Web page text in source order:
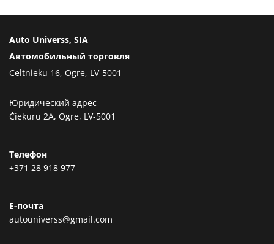
Auto Universs, SIA
Автомобильный торговля
Celtnieku 16, Ogre, LV-5001
Юридический адрес
Čiekuru 2A, Ogre, LV-5001
Телефон
+371 28 918 977
Е-почта
autouniverss@gmail.com